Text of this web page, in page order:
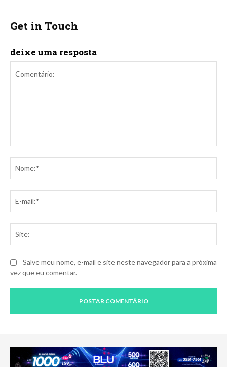
Get in Touch
deixe uma resposta
Salve meu nome, e-mail e site neste navegador para a próxima
vez que eu comentar.